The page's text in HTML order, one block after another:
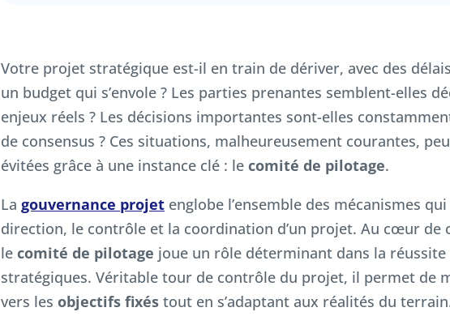
Votre projet stratégique est-il en train de dériver, avec des
un budget qui s’envole ? Les parties prenantes semblent-elles
enjeux réels ? Les décisions importantes sont-elles
de consensus ? Ces situations, malheureusement courantes,
évitées grâce à une instance clé : le comité de pilotage.
La gouvernance projet englobe l’ensemble des mécanismes
direction, le contrôle et la coordination d’un projet. Au cœur de
le comité de pilotage joue un rôle déterminant dans la
stratégiques. Véritable tour de contrôle du projet, il permet de
vers les objectifs fixés tout en s’adaptant aux réalités du